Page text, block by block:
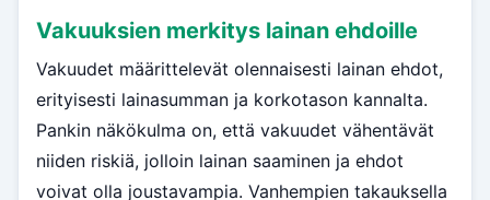
Vakuuksien merkitys lainan ehdoille
Vakuudet määrittelevät olennaisesti lainan ehdot,
erityisesti lainasumman ja korkotason kannalta.
Pankin näkökulma on, että vakuudet vähentävät
niiden riskiä, jolloin lainan saaminen ja ehdot
voivat olla joustavampia. Vanhempien takauksella